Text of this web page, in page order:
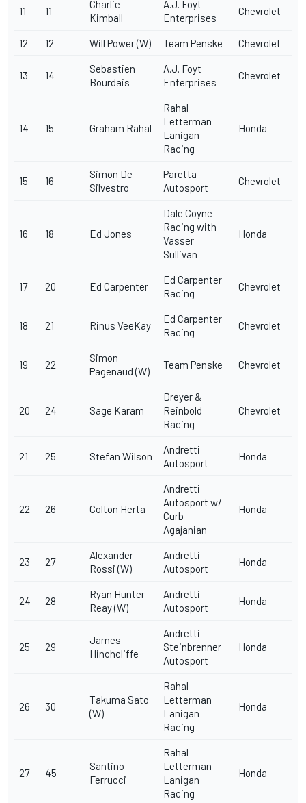
11 11
Charlie
Kimball
A.J. Foyt
Enterprises
Chevrolet
12 12 Will Power (W) Team Penske Chevrolet
13 14
Sebastien
Bourdais
A.J. Foyt
Enterprises
Chevrolet
14 15 Graham Rahal
Rahal
Letterman
Lanigan
Racing
Honda
15 16
Simon De
Silvestro
Paretta
Autosport
Chevrolet
16 18 Ed Jones
Dale Coyne
Racing with
Vasser
Sullivan
Honda
17 20 Ed Carpenter
Ed Carpenter
Racing
Chevrolet
18 21 Rinus VeeKay
Ed Carpenter
Racing
Chevrolet
19 22
Simon
Pagenaud (W)
Team Penske Chevrolet
20 24 Sage Karam
Dreyer &
Reinbold
Racing
Chevrolet
21 25 Stefan Wilson
Andretti
Autosport
Honda
22 26 Colton Herta
Andretti
Autosport w/
Curb-
Agajanian
Honda
23 27
Alexander
Rossi (W)
Andretti
Autosport
Honda
24 28
Ryan Hunter-
Reay (W)
Andretti
Autosport
Honda
25 29
James
Hinchcliffe
Andretti
Steinbrenner
Autosport
Honda
26 30
Takuma Sato
(W)
Rahal
Letterman
Lanigan
Racing
Honda
27 45
Santino
Ferrucci
Rahal
Letterman
Lanigan
Racing
Honda